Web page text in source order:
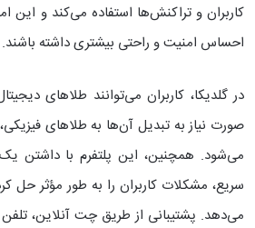
کاربران و تراکنش‌ها استفاده می‌کند و این
احساس امنیت و راحتی بیشتری داشته باشند.
در گلدیکا، کاربران می‌توانند طلاهای
صورت نیاز به تبدیل آن‌ها به طلاهای
می‌شود. همچنین، این پلتفرم با داشتن
سریع، مشکلات کاربران را به طور مؤثر حل